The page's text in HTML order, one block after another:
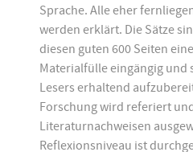
Sprache. Alle eher
werden erklärt. Die Sätze
diesen guten 600 Seiten
Materialfülle eingängig und
Lesers erhaltend
Forschung wird referiert
Literaturnachweisen
Reflexionsniveau ist